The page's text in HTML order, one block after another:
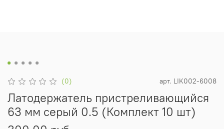
(0) арт. LIK002-6008
Латодержатель пристреливающийся
63 мм серый 0.5 (Комплект 10 шт)